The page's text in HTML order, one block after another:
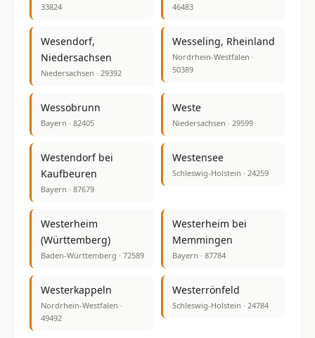
33824
46483
Wesendorf,
Niedersachsen
Niedersachsen · 29392
Wesseling, Rheinland
Nordrhein-Westfalen ·
50389
Wessobrunn
Bayern · 82405
Weste
Niedersachsen · 29599
Westendorf bei
Kaufbeuren
Bayern · 87679
Westensee
Schleswig-Holstein · 24259
Westerheim
(Württemberg)
Baden-Württemberg · 72589
Westerheim bei
Memmingen
Bayern · 87784
Westerkappeln
Nordrhein-Westfalen ·
49492
Westerrönfeld
Schleswig-Holstein · 24784